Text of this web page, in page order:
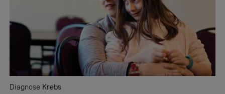
Diagnose Krebs